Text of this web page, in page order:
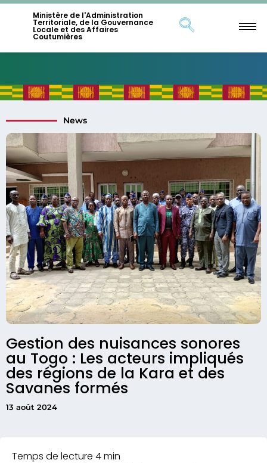
Ministère de l'Administration
Territoriale, de la Gouvernance
Locale et des Affaires
Coutumières
Gestion des nuisances sonores
au Togo : Les acteurs impliqués
des régions de la Kara et des
Savanes formés
13 août 2024
News